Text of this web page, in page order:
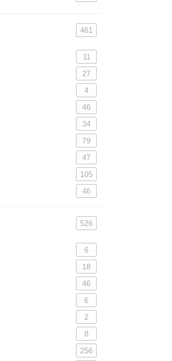
461
11
27
4
46
34
79
47
105
46
526
6
18
46
6
2
8
256